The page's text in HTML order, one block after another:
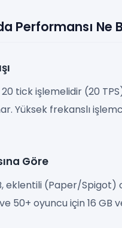
Performansı Ne
tick işlemelidir (20
Yüksek frekanslı
Göre
eklentili (Paper/Spigot)
oyuncu için 16 GB